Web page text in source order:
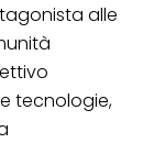
alle
tecnologie,